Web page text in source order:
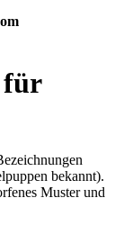
für
bekannt).
Muster und